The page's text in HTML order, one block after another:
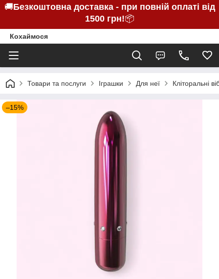
🚚Безкоштовна доставка - при повній оплаті від
1500 грн!📦
Кохаймося
Товари та послуги Іграшки Для неї Кліторальні
–15%